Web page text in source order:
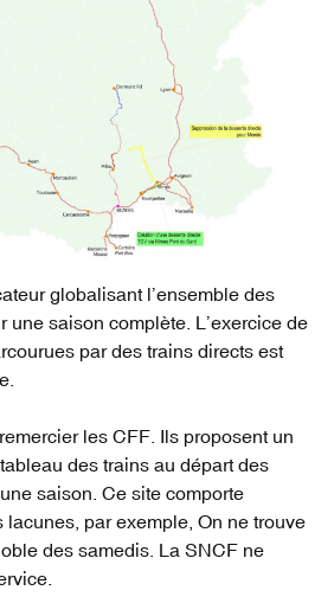
globalisant l’ensemble des
une saison complète. L’exercice de
par des trains directs est
les CFF. Ils proposent un
des trains au départ des
saison. Ce site comporte
par exemple, On ne trouve
des samedis. La SNCF ne